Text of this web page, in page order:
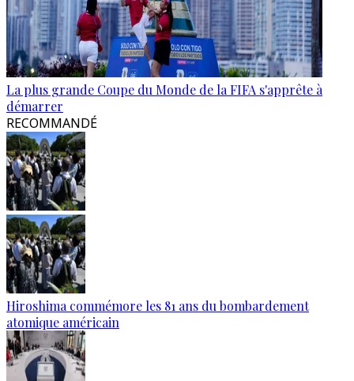
La plus grande Coupe du Monde de la FIFA s'apprête à
démarrer
RECOMMANDÉ
Hiroshima commémore les 81 ans du bombardement
atomique américain